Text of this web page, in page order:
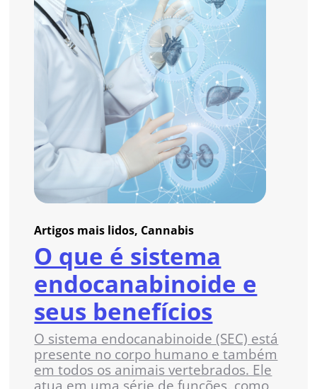
Artigos mais lidos, Cannabis
O que é sistema
endocanabinoide e
seus benefícios
O sistema endocanabinoide (SEC) está
presente no corpo humano e também
em todos os animais vertebrados. Ele